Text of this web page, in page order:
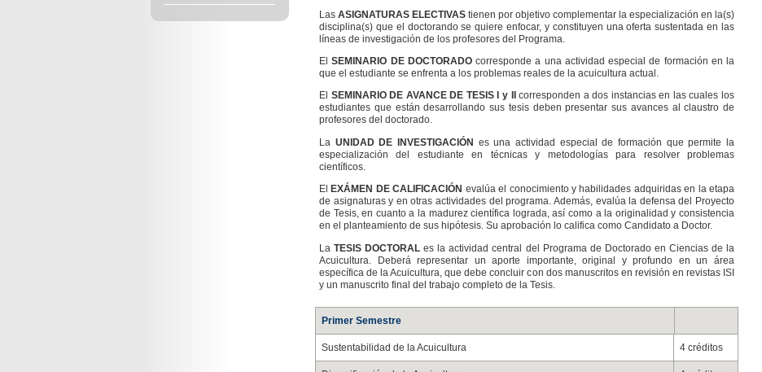
Las ASIGNATURAS ELECTIVAS tienen por objetivo complementar la especialización en la(s)
disciplina(s) que el doctorando se quiere enfocar, y constituyen una oferta sustentada en las
líneas de investigación de los profesores del Programa.
ElSEMINARIO DE DOCTORADOcorresponde a una actividad especial de formación en la
que el estudiante se enfrenta a los problemas reales de la acuicultura actual.
El SEMINARIO DE AVANCE DE TESIS I y IIcorresponden a dos instancias en las cuales los
estudiantes que están desarrollando sus tesis deben presentar sus avances al claustro de
profesores del doctorado.
La UNIDAD DE INVESTIGACIÓN es una actividad especial de formación que permite la
especialización del estudiante en técnicas y metodologías para resolver problemas
científicos.
El EXÁMEN DE CALIFICACIÓN evalúa el conocimiento y habilidades adquiridas en la etapa
de asignaturas y en otras actividades del programa. Además, evalúa la defensa del Proyecto
de Tesis, en cuanto a la madurez científica lograda, así como a la originalidad y consistencia
en el planteamiento de sus hipótesis. Su aprobación lo califica como Candidato a Doctor.
LaTESIS DOCTORAL es la actividad central del Programa de Doctorado en Ciencias de la
Acuicultura. Deberá representar un aporte importante, original y profundo en un área
específica de la Acuicultura, que debe concluir con dos manuscritos en revisión en revistas ISI
y un manuscrito final del trabajo completo de la Tesis.
Primer Semestre
Sustentabilidad de la Acuicultura 4 créditos